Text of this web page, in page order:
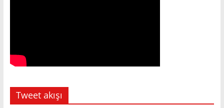
Tweet akışı